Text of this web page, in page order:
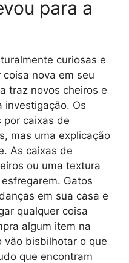
para a
curiosas e
nova em seu
traz novos cheiros e
investigação. Os
por caixas de
mas uma explicação
As caixas de
ou uma textura
Gatos
em sua casa e
qualquer coisa
algum item na
vão bisbilhotar o que
que encontram